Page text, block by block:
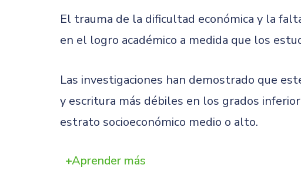
El trauma de la dificultad económica y la
en el logro académico a medida que los
Las investigaciones han demostrado que
y escritura más débiles en los grados
estrato socioeconómico medio o alto.
Aprender más